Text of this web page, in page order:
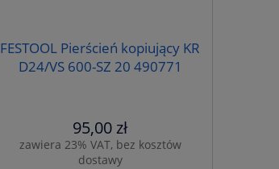
FESTOOL Pierścień kopiujący KR
D24/VS 600-SZ 20 490771
95,00 zł
zawiera 23% VAT, bez kosztów
dostawy